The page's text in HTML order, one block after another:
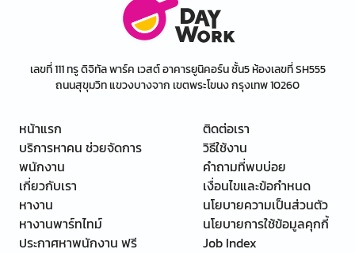
เลขที่ 111 ทรู ดิจิทัล พาร์ค เวสต์ อาคารยูนิคอร์น ชั้น5 ห้องเลขที่ SH555
ถนนสุขุมวิท แขวงบางจาก เขตพระโขนง กรุงเทพ 10260
หน้าแรก
บริการหาคน ช่วยจัดการ
พนักงาน
เกี่ยวกับเรา
หางาน
หางานพาร์ทไทม์
ประกาศหาพนักงาน ฟรี
ติดต่อเรา
วิธีใช้งาน
คำถามที่พบบ่อย
เงื่อนไขและข้อกำหนด
นโยบายความเป็นส่วนตัว
นโยบายการใช้ข้อมูลคุกกี้
Job Index